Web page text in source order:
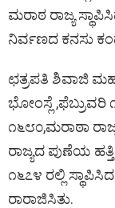
ಮರಾಠ ರಾಜ್ಯ
ನಿರ್ವಣದ ಕನಸು
ಛತ್ರಪತಿ ಶಿವಾಜಿ
ಭೋಂಸ್ಲೆ ,ಫೆಬ್ರುವರಿ
೧೬೮೦,ಮರಾಠಾ
ರಾಜ್ಯದ ಪುಣೆಯ
೧೬೭೪ ರಲ್ಲಿ
ರಾರಾಜಿಸಿತು.